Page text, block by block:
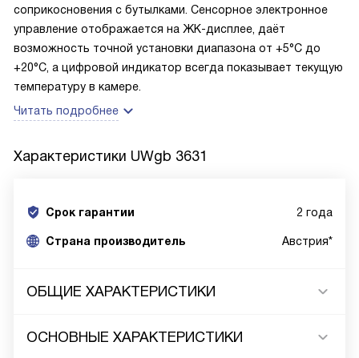
соприкосновения с бутылками. Сенсорное электронное
управление отображается на ЖК-дисплее, даёт
возможность точной установки диапазона от +5°C до
+20°C, а цифровой индикатор всегда показывает текущую
температуру в камере.
Читать подробнее
Характеристики UWgb 3631
Срок гарантии 2 года
Cтрана производитель Австрия*
ОБЩИЕ ХАРАКТЕРИСТИКИ
ОСНОВНЫЕ ХАРАКТЕРИСТИКИ